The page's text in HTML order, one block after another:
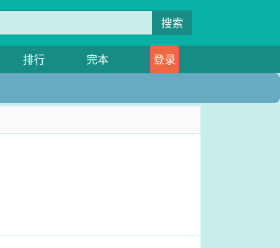
搜索
排行 完本 登录